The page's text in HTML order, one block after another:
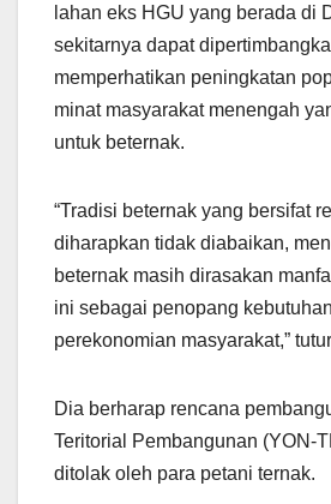
lahan eks HGU yang berada di
sekitarnya dapat
memperhatikan peningkatan
minat masyarakat menengah
untuk beternak.
“Tradisi beternak yang bersifat
diharapkan tidak diabaikan,
beternak masih dirasakan
ini sebagai penopang
perekonomian masyarakat,”
Dia berharap rencana
Teritorial Pembangunan (YON-
ditolak oleh para petani ternak.